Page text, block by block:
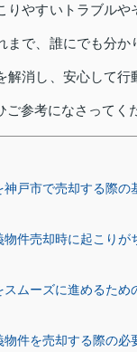
りやすいトラブルや
まで、誰にでも分か
解消し、安心して行
参考になさってく
神戸市で売却する際の
物件売却時に起こりが
スムーズに進めるため
物件を売却する際の必